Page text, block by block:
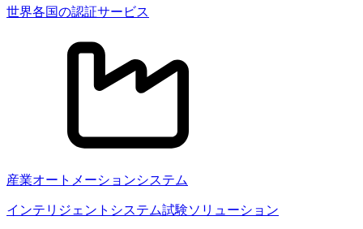
世界各国の認証サービス
産業オートメーションシステム
インテリジェントシステム試験ソリューション